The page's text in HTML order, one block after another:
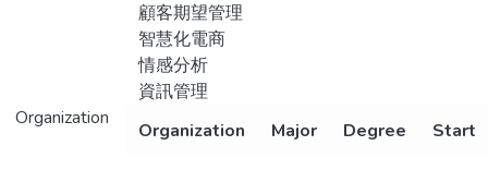
顧客期望管理
智慧化電商
情感分析
資訊管理
Organization
Organization Major Degree Start